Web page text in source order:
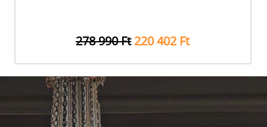
278 990 Ft 220 402 Ft